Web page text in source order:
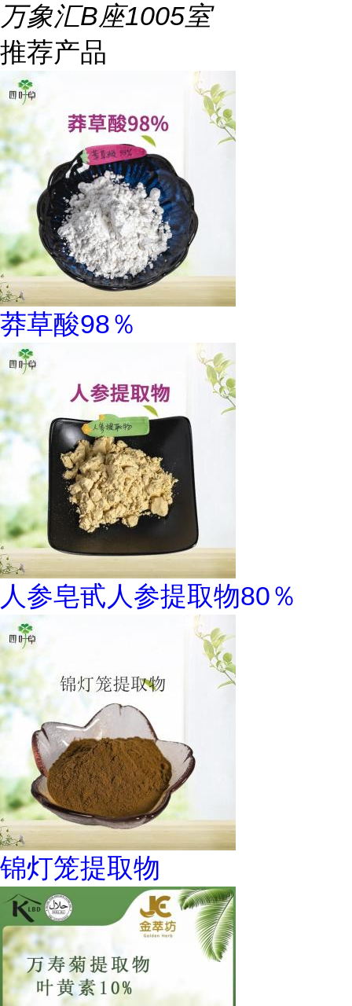
万象汇B座1005室
推荐产品
莽草酸98％
人参皂甙人参提取物80％
锦灯笼提取物